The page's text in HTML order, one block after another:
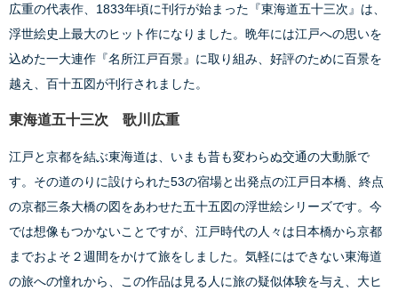
広重の代表作、1833年頃に刊行が始まった『東海道五十三次』は、
浮世絵史上最大のヒット作になりました。晩年には江戸への思いを
込めた一大連作『名所江戸百景』に取り組み、好評のために百景を
越え、百十五図が刊行されました。
東海道五十三次 歌川広重
江戸と京都を結ぶ東海道は、いまも昔も変わらぬ交通の大動脈で
す。その道のりに設けられた53の宿場と出発点の江戸日本橋、終点
の京都三条大橋の図をあわせた五十五図の浮世絵シリーズです。今
では想像もつかないことですが、江戸時代の人々は日本橋から京都
までおよそ２週間をかけて旅をしました。気軽にはできない東海道
の旅への憧れから、この作品は見る人に旅の疑似体験を与え、大ヒ